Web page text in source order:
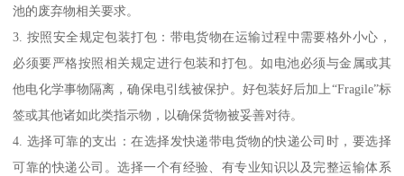
池的废弃物相关要求。
3. 按照安全规定包装打包：带电货物在运输过程中需要格外小心，
必须要严格按照相关规定进行包装和打包。如电池必须与金属或其
他电化学事物隔离，确保电引线被保护。好包装好后加上“Fragile”标
签或其他诸如此类指示物，以确保货物被妥善对待。
4. 选择可靠的支出：在选择发快递带电货物的快递公司时，要选择
可靠的快递公司。选择一个有经验、有专业知识以及完整运输体系